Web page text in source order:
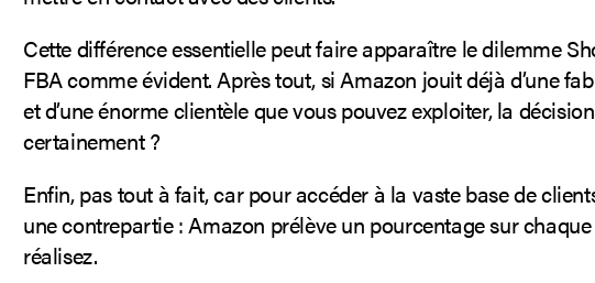
Cette différence essentielle peut faire apparaître le dilemme
FBA comme évident. Après tout, si Amazon jouit déjà d’une
et d’une énorme clientèle que vous pouvez exploiter, la
certainement ?
Enfin, pas tout à fait, car pour accéder à la vaste base de
une contrepartie : Amazon prélève un pourcentage sur
réalisez.